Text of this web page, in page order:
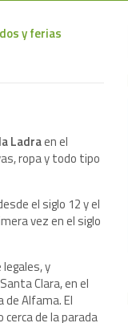
y ferias
Ladraen el
ropa y todo tipo
el siglo 12 y el
vez en el siglo
y
Clara, en el
de Alfama. El
cerca de la parada